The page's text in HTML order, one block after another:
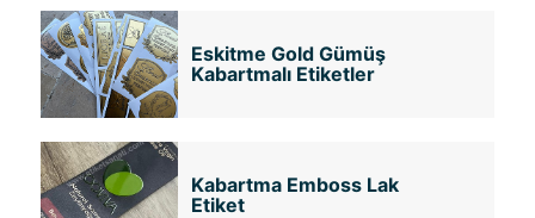
Eskitme Gold Gümüş
Kabartmalı Etiketler
Kabartma Emboss Lak
Etiket